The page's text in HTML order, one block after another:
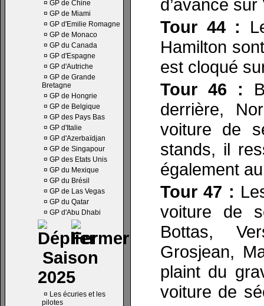
¤ GP de Chine
¤ GP de Miami
¤ GP d'Emilie Romagne
¤ GP de Monaco
¤ GP du Canada
¤ GP d'Espagne
¤ GP d'Autriche
¤ GP de Grande
Bretagne
¤ GP de Hongrie
¤ GP de Belgique
¤ GP des Pays Bas
¤ GP d'Italie
¤ GP d'Azerbaïdjan
¤ GP de Singapour
¤ GP des Etats Unis
¤ GP du Mexique
¤ GP du Brésil
¤ GP de Las Vegas
¤ GP du Qatar
¤ GP d'Abu Dhabi
Saison
2025
¤ Les écuries et les
pilotes
d’avance sur
Tour 44 :
Hamilton
est cloqué
Tour 46 :
derrière,
voiture de
stands, il
également
Tour 47 :
voiture de
Bottas,
Grosjean,
plaint du
voiture de